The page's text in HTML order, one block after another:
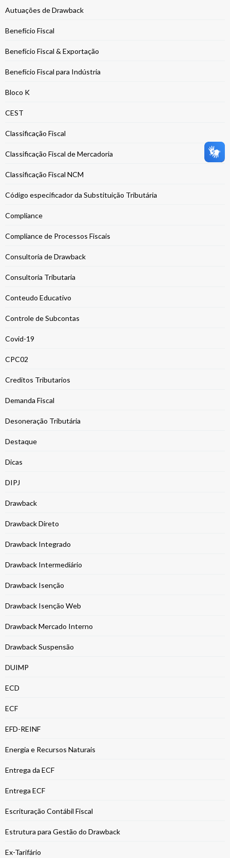
Autuações de Drawback
Benefício Fiscal
Benefício Fiscal & Exportação
Benefício Fiscal para Indústria
Bloco K
CEST
Classificação Fiscal
Classificação Fiscal de Mercadoria
Classificação Fiscal NCM
Código especificador da Substituição Tributária
Compliance
Compliance de Processos Fiscais
Consultoria de Drawback
Consultoria Tributaria
Conteudo Educativo
Controle de Subcontas
Covid-19
CPC02
Creditos Tributarios
Demanda Fiscal
Desoneração Tributária
Destaque
Dicas
DIPJ
Drawback
Drawback Direto
Drawback Integrado
Drawback Intermediário
Drawback Isenção
Drawback Isenção Web
Drawback Mercado Interno
Drawback Suspensão
DUIMP
ECD
ECF
EFD-REINF
Energia e Recursos Naturais
Entrega da ECF
Entrega ECF
Escrituração Contábil Fiscal
Estrutura para Gestão do Drawback
Ex-Tarifário